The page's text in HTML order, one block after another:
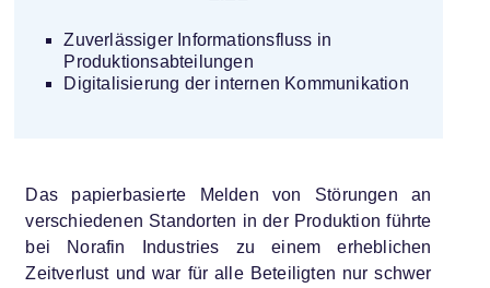
Zuverlässiger Informationsfluss in
Produktionsabteilungen
Digitalisierung der internen Kommunikation
Das papierbasierte Melden von Störungen an
verschiedenen Standorten in der Produktion führte
bei Norafin Industries zu einem erheblichen
Zeitverlust und war für alle Beteiligten nur schwer